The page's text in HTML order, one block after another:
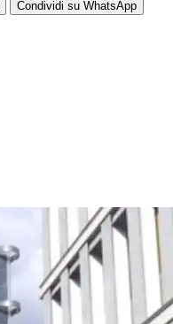
Condividi su WhatsApp